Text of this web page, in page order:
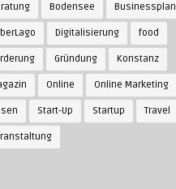
Bodensee Businessplan
Digitalisierung food
Gründung Konstanz
Online Online Marketing
Start-Up Startup Travel